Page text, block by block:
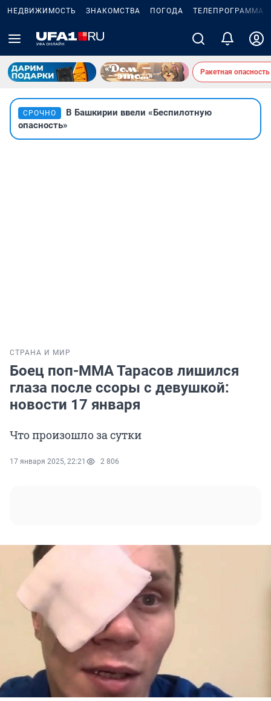
НЕДВИЖИМОСТЬ ЗНАКОМСТВА ПОГОДА ТЕЛЕПРОГРАММА
Ракетная
СРОЧНО
В Башкирии ввели «Беспилотную
опасность»
СТРАНА И МИР
Боец поп-ММА Тарасов лишился
глаза после ссоры с девушкой:
новости 17 января
Что произошло за сутки
17 января 2025, 22:21 2 806